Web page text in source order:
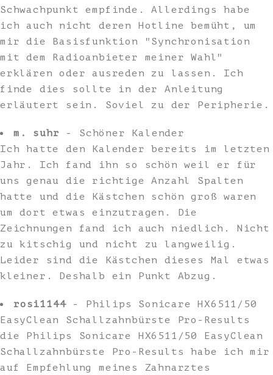
Schwachpunkt empfinde. Allerdings habe
ich auch nicht deren Hotline bemüht, um
mir die Basisfunktion "Synchronisation
mit dem Radioanbieter meiner Wahl"
erklären oder ausreden zu lassen. Ich
finde dies sollte in der Anleitung
erläutert sein. Soviel zu der Peripherie.
m. suhr - Schöner Kalender
Ich hatte den Kalender bereits im letzten
Jahr. Ich fand ihn so schön weil er für
uns genau die richtige Anzahl Spalten
hatte und die Kästchen schön groß waren
um dort etwas einzutragen. Die
Zeichnungen fand ich auch niedlich. Nicht
zu kitschig und nicht zu langweilig.
Leider sind die Kästchen dieses Mal etwas
kleiner. Deshalb ein Punkt Abzug.
rosi1144- Philips Sonicare HX6511/50
EasyClean Schallzahnbürste Pro-Results
die Philips Sonicare HX6511/50 EasyClean
Schallzahnbürste Pro-Results habe ich mir
auf Empfehlung meines Zahnarztes